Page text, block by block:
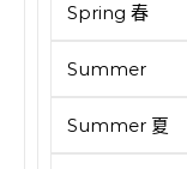
Spring 春
Summer
Summer 夏